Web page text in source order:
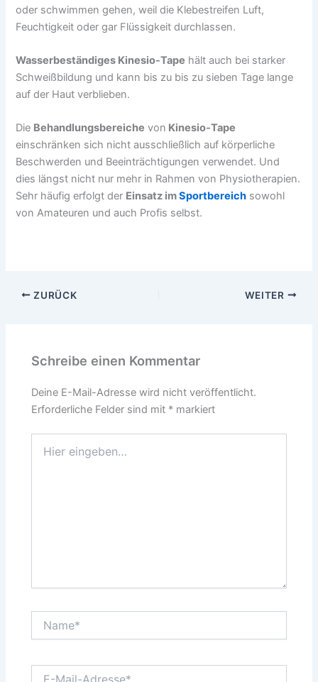
oder schwimmen gehen, weil die Klebestreifen Luft,
Feuchtigkeit oder gar Flüssigkeit durchlassen.
Wasserbeständiges Kinesio-Tape hält auch bei starker
Schweißbildung und kann bis zu bis zu sieben Tage lange
auf der Haut verblieben.
Die Behandlungsbereiche von Kinesio-Tape
einschränken sich nicht ausschließlich auf körperliche
Beschwerden und Beeinträchtigungen verwendet. Und
dies längst nicht nur mehr in Rahmen von Physiotherapien.
Sehr häufig erfolgt der Einsatz imSportbereich sowohl
von Amateuren und auch Profis selbst.
ZURÜCK WEITER
Schreibe einen Kommentar
Deine E-Mail-Adresse wird nicht veröffentlicht.
Erforderliche Felder sind mit * markiert
eingeben…